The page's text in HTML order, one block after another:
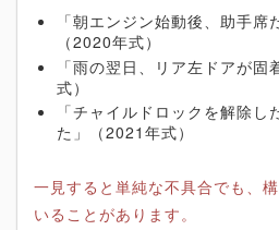
「朝エンジン始動後、助手席
（2020年式）
「雨の翌日、リア左ドアが
式）
「チャイルドロックを解除
た」（2021年式）
一見すると単純な不具合でも、
いることがあります。